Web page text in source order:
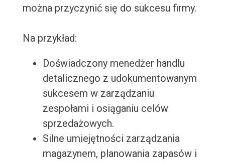
można przyczynić się do sukcesu firmy.
Na przykład:
Doświadczony menedżer handlu
detalicznego z udokumentowanym
sukcesem w zarządzaniu
zespołami i osiąganiu celów
sprzedażowych.
Silne umiejętności zarządzania
magazynem, planowania zapasów i